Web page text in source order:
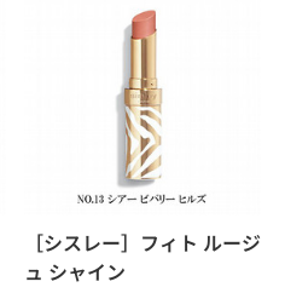
［シスレー］フィト ルージ
ュ シャイン